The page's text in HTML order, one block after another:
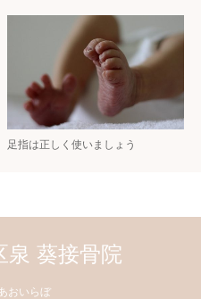
足指は正しく使いましょう
泉 葵接骨院
おいらぼ